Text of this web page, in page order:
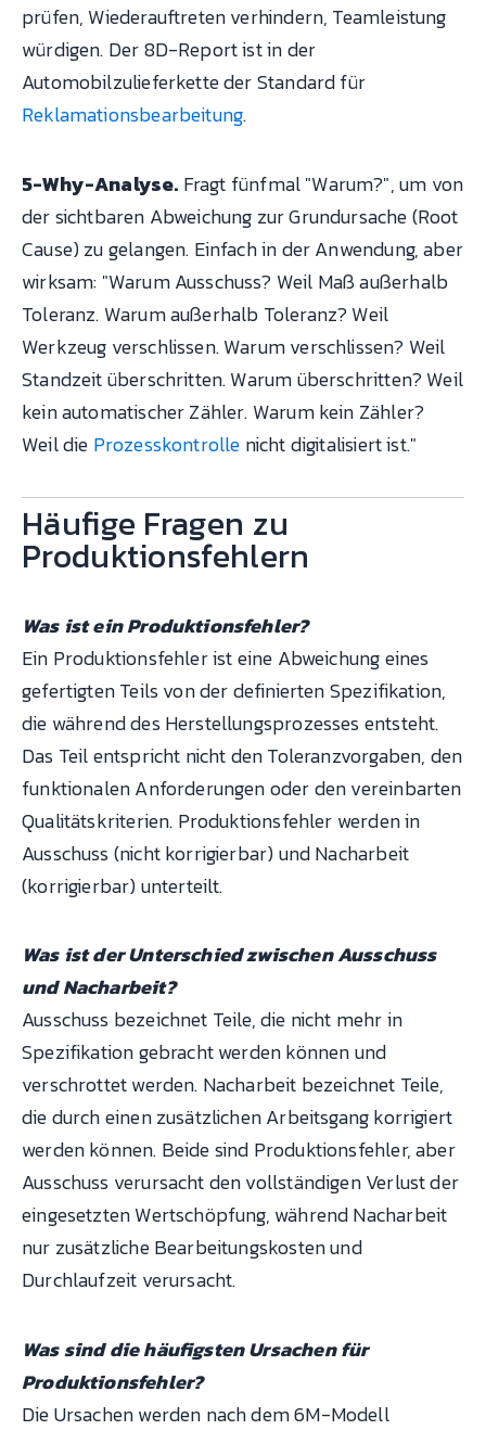
prüfen, Wiederauftreten verhindern, Teamleistung
würdigen. Der 8D-Report ist in der
Automobilzulieferkette der Standard für
Reklamationsbearbeitung.
5-Why-Analyse. Fragt fünfmal "Warum?", um von
der sichtbaren Abweichung zur Grundursache (Root
Cause) zu gelangen. Einfach in der Anwendung, aber
wirksam: "Warum Ausschuss? Weil Maß außerhalb
Toleranz. Warum außerhalb Toleranz? Weil
Werkzeug verschlissen. Warum verschlissen? Weil
Standzeit überschritten. Warum überschritten? Weil
kein automatischer Zähler. Warum kein Zähler?
Weil die Prozesskontrolle nicht digitalisiert ist."
Häufige Fragen zu
Produktionsfehlern
Was ist ein Produktionsfehler?
Ein Produktionsfehler ist eine Abweichung eines
gefertigten Teils von der definierten Spezifikation,
die während des Herstellungsprozesses entsteht.
Das Teil entspricht nicht den Toleranzvorgaben, den
funktionalen Anforderungen oder den vereinbarten
Qualitätskriterien. Produktionsfehler werden in
Ausschuss (nicht korrigierbar) und Nacharbeit
(korrigierbar) unterteilt.
Was ist der Unterschied zwischen Ausschuss
und Nacharbeit?
Ausschuss bezeichnet Teile, die nicht mehr in
Spezifikation gebracht werden können und
verschrottet werden. Nacharbeit bezeichnet Teile,
die durch einen zusätzlichen Arbeitsgang korrigiert
werden können. Beide sind Produktionsfehler, aber
Ausschuss verursacht den vollständigen Verlust der
eingesetzten Wertschöpfung, während Nacharbeit
nur zusätzliche Bearbeitungskosten und
Durchlaufzeit verursacht.
Was sind die häufigsten Ursachen für
Produktionsfehler?
Die Ursachen werden nach dem 6M-Modell